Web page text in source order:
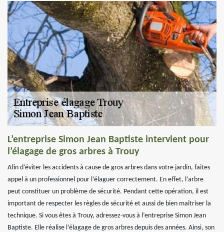
L’entreprise Simon Jean Baptiste intervient pour
l’élagage de gros arbres à Trouy
Afin d’éviter les accidents à cause de gros arbres dans votre jardin, faites
appel à un professionnel pour l’élaguer correctement. En effet, l’arbre
peut constituer un problème de sécurité. Pendant cette opération, il est
important de respecter les règles de sécurité et aussi de bien maîtriser la
technique. Si vous êtes à Trouy, adressez-vous à l’entreprise Simon Jean
Baptiste. Elle réalise l’élagage de gros arbres depuis des années. Ainsi, son